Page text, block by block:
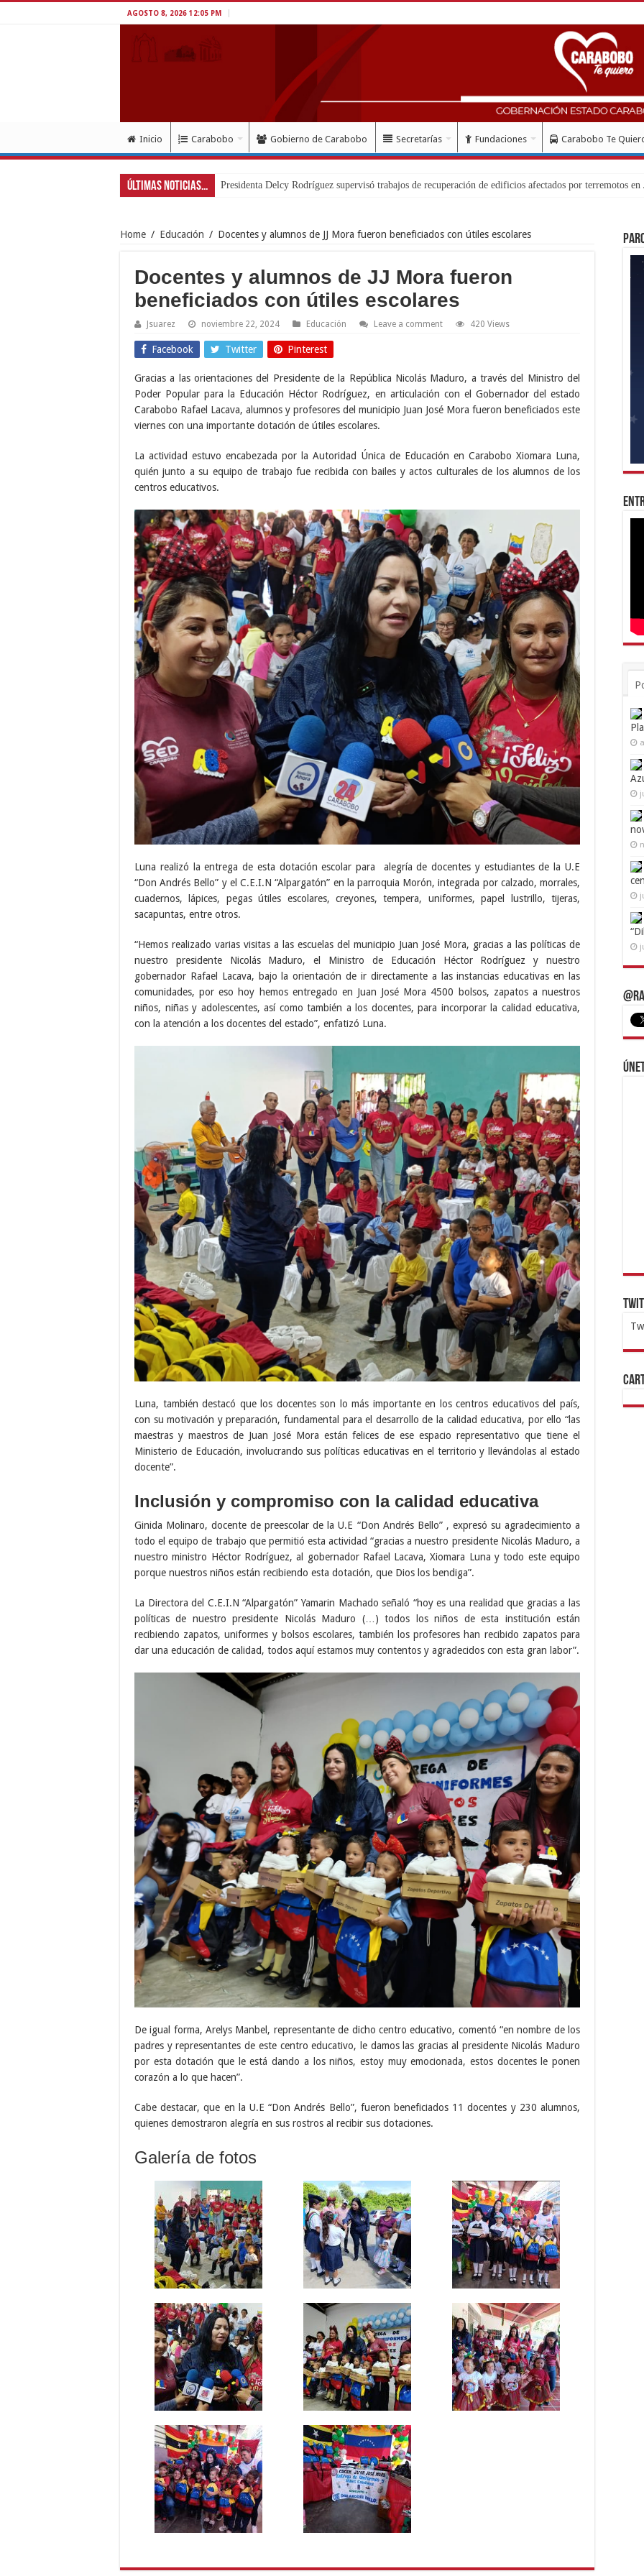
AGOSTO 8, 2026 12:05 PM
Inicio Carabobo Gobierno de Carabobo Secretarías Fundaciones Carabobo Te
Últimas Noticias...
Home / Educación / Docentes y alumnos de JJ Mora fueron beneficiados con útiles escolares
Docentes y alumnos de JJ Mora fueron
beneficiados con útiles escolares
Jsuarez noviembre 22, 2024 Educación Leave a comment 420 Views
Facebook Twitter Pinterest
Gracias a las orientaciones del Presidente de la República Nicolás Maduro, a través del Ministro del
Poder Popular para la Educación Héctor Rodríguez, en articulación con el Gobernador del estado
Carabobo Rafael Lacava, alumnos y profesores del municipio Juan José Mora fueron beneficiados este
viernes con una importante dotación de útiles escolares.
La actividad estuvo encabezada por la Autoridad Única de Educación en Carabobo Xiomara Luna,
quién junto a su equipo de trabajo fue recibida con bailes y actos culturales de los alumnos de los
centros educativos.
Luna realizó la entrega de esta dotación escolar para alegría de docentes y estudiantes de la U.E
“Don Andrés Bello” y el C.E.I.N “Alpargatón” en la parroquia Morón, integrada por calzado, morrales,
cuadernos, lápices, pegas útiles escolares, creyones, tempera, uniformes, papel lustrillo, tijeras,
sacapuntas, entre otros.
“Hemos realizado varias visitas a las escuelas del municipio Juan José Mora, gracias a las políticas de
nuestro presidente Nicolás Maduro, el Ministro de Educación Héctor Rodríguez y nuestro
gobernador Rafael Lacava, bajo la orientación de ir directamente a las instancias educativas en las
comunidades, por eso hoy hemos entregado en Juan José Mora 4500 bolsos, zapatos a nuestros
niños, niñas y adolescentes, así como también a los docentes, para incorporar la calidad educativa,
con la atención a los docentes del estado”, enfatizó Luna.
Luna, también destacó que los docentes son lo más importante en los centros educativos del país,
con su motivación y preparación, fundamental para el desarrollo de la calidad educativa, por ello “las
maestras y maestros de Juan José Mora están felices de ese espacio representativo que tiene el
Ministerio de Educación, involucrando sus políticas educativas en el territorio y llevándolas al estado
docente”.
Inclusión y compromiso con la calidad educativa
Ginida Molinaro, docente de preescolar de la U.E “Don Andrés Bello” , expresó su agradecimiento a
todo el equipo de trabajo que permitió esta actividad “gracias a nuestro presidente Nicolás Maduro, a
nuestro ministro Héctor Rodríguez, al gobernador Rafael Lacava, Xiomara Luna y todo este equipo
porque nuestros niños están recibiendo esta dotación, que Dios los bendiga”.
La Directora del C.E.I.N “Alpargatón” Yamarin Machado señaló “hoy es una realidad que gracias a las
políticas de nuestro presidente Nicolás Maduro (…) todos los niños de esta institución están
recibiendo zapatos, uniformes y bolsos escolares, también los profesores han recibido zapatos para
dar una educación de calidad, todos aquí estamos muy contentos y agradecidos con esta gran labor”.
De igual forma, Arelys Manbel, representante de dicho centro educativo, comentó “en nombre de los
padres y representantes de este centro educativo, le damos las gracias al presidente Nicolás Maduro
por esta dotación que le está dando a los niños, estoy muy emocionada, estos docentes le ponen
corazón a lo que hacen”.
Cabe destacar, que en la U.E “Don Andrés Bello”, fueron beneficiados 11 docentes y 230 alumnos,
quienes demostraron alegría en sus rostros al recibir sus dotaciones.
Galería de fotos